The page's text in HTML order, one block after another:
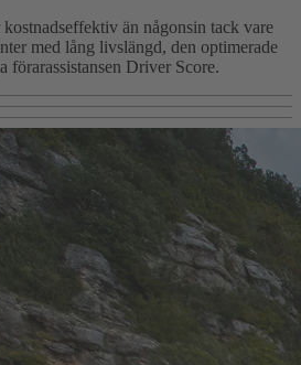
än någonsin tack vare
med lång livslängd, den optimerade
förarassistansen Driver Score.